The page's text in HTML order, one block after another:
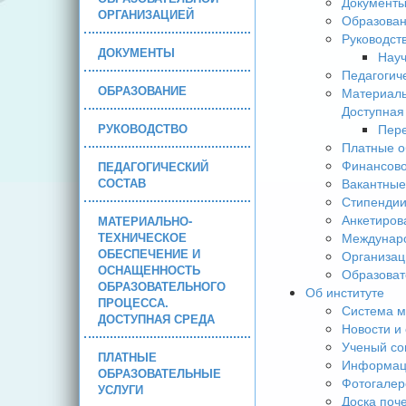
ОРГАНИЗАЦИЕЙ
ДОКУМЕНТЫ
ОБРАЗОВАНИЕ
РУКОВОДСТВО
ПЕДАГОГИЧЕСКИЙ
СОСТАВ
МАТЕРИАЛЬНО-
ТЕХНИЧЕСКОЕ
ОБЕСПЕЧЕНИЕ И
ОСНАЩЕННОСТЬ
ОБРАЗОВАТЕЛЬНОГО
ПРОЦЕССА.
ДОСТУПНАЯ СРЕДА
ПЛАТНЫЕ
ОБРАЗОВАТЕЛЬНЫЕ
УСЛУГИ
Платные
Об институте
Система
Новости
Ученый
Доска